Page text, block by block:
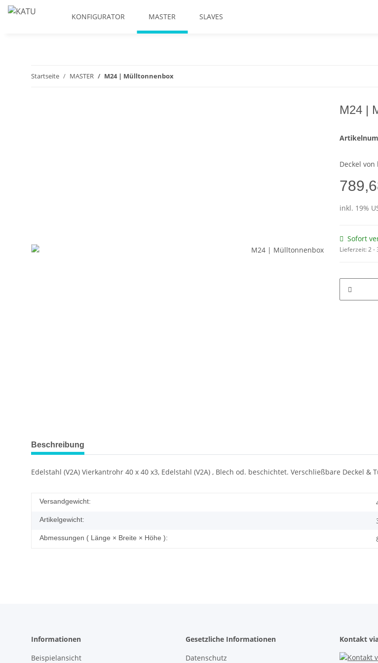
KONFIGURATOR MASTER SLAVES
Startseite MASTER M24 | Mülltonnenbox
M24 |
Deckel
inkl. 19%
Sofort
Lieferzeit:2 -
Beschreibung
Edelstahl (V2A) Vierkantrohr 40 x 40 x3, Edelstahl (V2A) , Blech od. beschichtet. Verschließbare Deckel
Versandgewicht:
Artikelgewicht:
Abmessungen ( Länge × Breite × Höhe ):
Informationen
Beispielansicht
Gesetzliche Informationen
Datenschutz
Kontakt